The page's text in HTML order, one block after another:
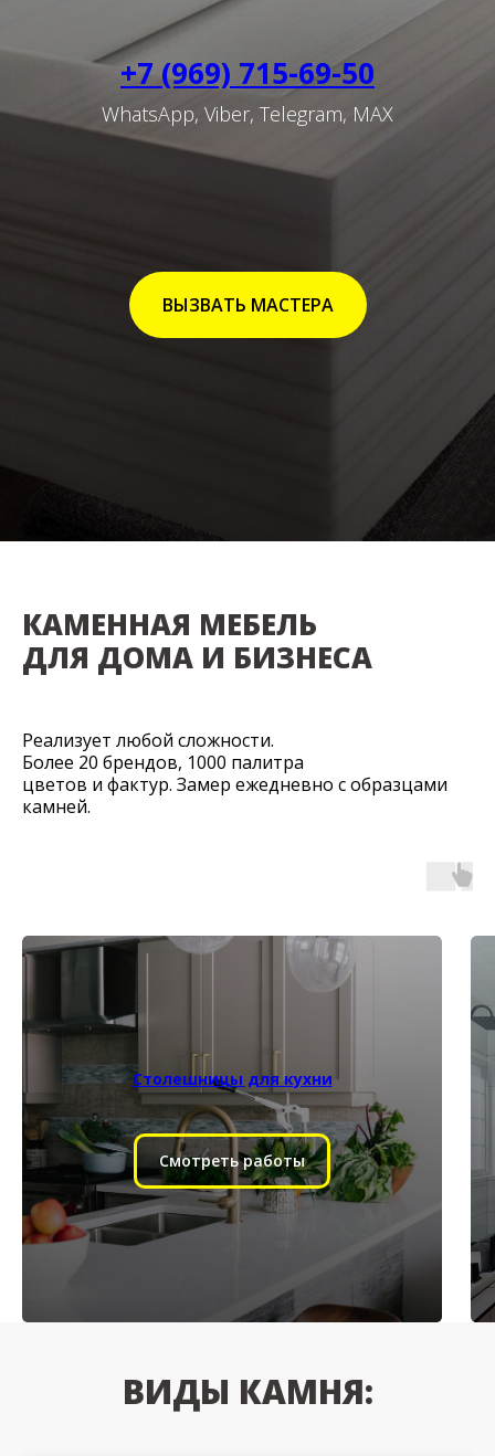
+7 (969) 715-69-50
WhatsApp, Viber, Telegram, MAX
ВЫЗВАТЬ МАСТЕРА
КАМЕННАЯ МЕБЕЛЬ
ДЛЯ ДОМА И БИЗНЕСА
Реализует любой сложности.
Более 20 брендов, 1000 палитра
цветов и фактур. Замер ежедневно с образцами
камней.
Столешницы для кухни
Смотреть работы
ВИДЫ КАМНЯ: